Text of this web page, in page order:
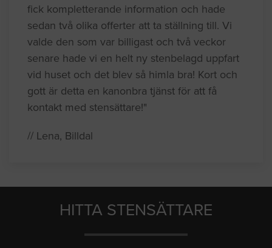
fick kompletterande information och hade
sedan två olika offerter att ta ställning till. Vi
valde den som var billigast och två veckor
senare hade vi en helt ny stenbelagd uppfart
vid huset och det blev så himla bra! Kort och
gott är detta en kanonbra tjänst för att få
kontakt med stensättare!"
// Lena, Billdal
HITTA STENSÄTTARE